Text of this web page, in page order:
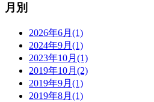
月別
2026年6月(1)
2024年9月(1)
2023年10月(1)
2019年10月(2)
2019年9月(1)
2019年8月(1)